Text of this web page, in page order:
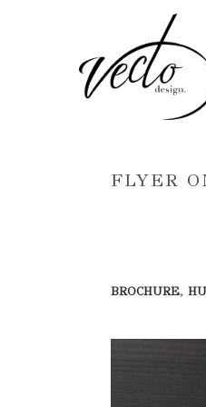
FLYER
BROCHURE,